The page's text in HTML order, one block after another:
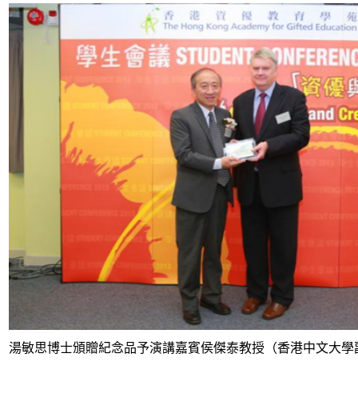
湯敏思博士頒贈紀念品予演講嘉賓侯傑泰教授（香港中文大學